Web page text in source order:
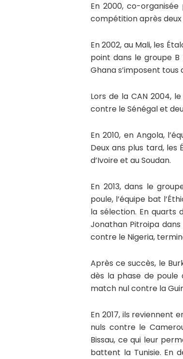
En 2000, co-
compétition après deux
En 2002, au Mali, les
point dans le groupe
Ghana s’imposent tous
Lors de la CAN 2004,
contre le Sénégal et
En 2010, en Angola,
Deux ans plus tard, les
d’Ivoire et au Soudan.
En 2013, dans le
poule, l’équipe bat
la sélection. En quarts
Jonathan Pitroipa
contre le Nigeria,
Après ce succès, le
dès la phase de
match nul contre la
En 2017, ils reviennent
nuls contre le
Bissau, ce qui leur
battent la Tunisie. En